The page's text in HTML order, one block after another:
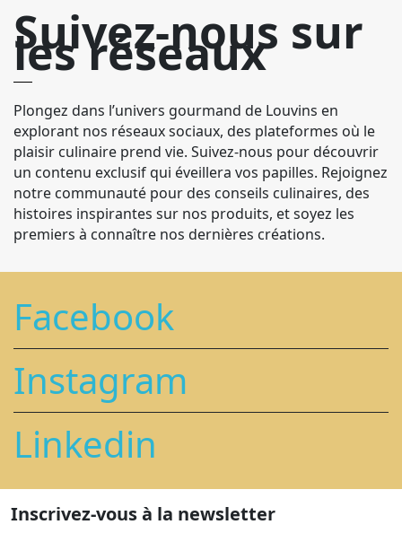
Suivez-nous sur
les réseaux
Plongez dans l’univers gourmand de Louvins en
explorant nos réseaux sociaux, des plateformes où le
plaisir culinaire prend vie. Suivez-nous pour découvrir
un contenu exclusif qui éveillera vos papilles. Rejoignez
notre communauté pour des conseils culinaires, des
histoires inspirantes sur nos produits, et soyez les
premiers à connaître nos dernières créations.
Facebook
Instagram
Linkedin
Inscrivez-vous à la newsletter